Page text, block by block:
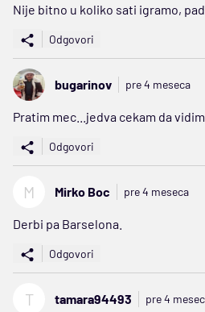
Nije bitno u koliko sati igramo,
Odgovori
bugarinov pre 4 meseca
Pratim mec...jedva cekam da
Odgovori
M Mirko Boc pre 4 meseca
Derbi pa Barselona.
Odgovori
T tamara94493 pre 4